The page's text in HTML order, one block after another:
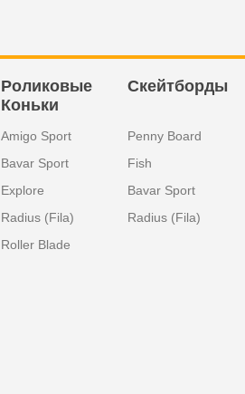
Роликовые
Коньки
Amigo Sport
Bavar Sport
Explore
Radius (Fila)
Roller Blade
Скейтборды
Penny Board
Fish
Bavar Sport
Radius (Fila)